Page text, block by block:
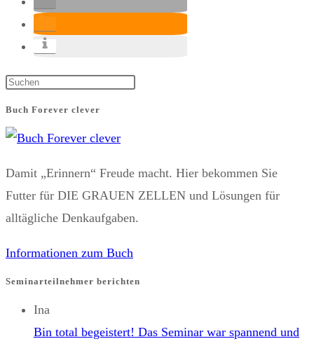
Press
the
search
Buch Forever clever
Damit „Erinnern“ Freude macht. Hier bekommen Sie
Futter für DIE GRAUEN ZELLEN und Lösungen für
alltägliche Denkaufgaben.
Informationen zum Buch
Seminarteilnehmer berichten
Ina
Bin total begeistert! Das Seminar war spannend und